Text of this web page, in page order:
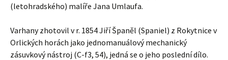
(letohradského) malíře Jana Umlaufa.
Varhany zhotovil v r. 1854 Jiří Španěl (Spaniel) z Rokytnice v
Orlických horách jako jednomanuálový mechanický
zásuvkový nástroj (C-f3, 54), jedná se o jeho poslední dílo.